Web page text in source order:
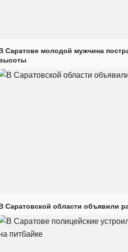
Саратове молодой мужчина
Саратовской области объявили